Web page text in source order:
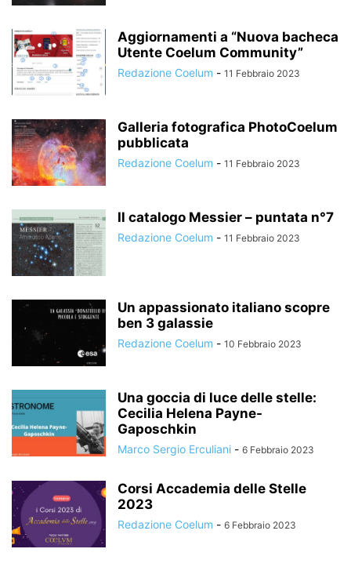
Aggiornamenti a “Nuova bacheca
Utente Coelum Community”
Redazione Coelum - 11 Febbraio 2023
Galleria fotografica PhotoCoelum
pubblicata
Redazione Coelum - 11 Febbraio 2023
Il catalogo Messier – puntata n°7
Redazione Coelum - 11 Febbraio 2023
Un appassionato italiano scopre
ben 3 galassie
Redazione Coelum - 10 Febbraio 2023
Una goccia di luce delle stelle:
Cecilia Helena Payne-
Gaposchkin
Marco Sergio Erculiani - 6 Febbraio 2023
Corsi Accademia delle Stelle
2023
Redazione Coelum - 6 Febbraio 2023